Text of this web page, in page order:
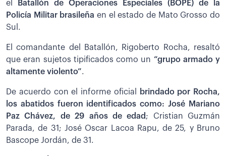
el
Batallón de Operaciones Especiales (BOPE) de la
Policía Militar brasileña en el estado de Mato Grosso do
Sul.
El comandante del Batallón, Rigoberto Rocha, resaltó
que eran sujetos tipificados como un “grupo armado y
altamente violento”.
De acuerdo con el informe oficial
brindado por Rocha,
los abatidos fueron identificados como: José Mariano
Paz Chávez, de 29 años de edad ; Cristian Guzmán
Parada, de 31; José Oscar Lacoa Rapu, de 25, y Bruno
Bascope Jordán, de 31.